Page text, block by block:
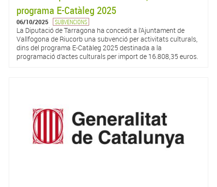
programa E-Catàleg 2025
06/10/2025 SUBVENCIONS
La Diputació de Tarragona ha concedit a l’Ajuntament de
Vallfogona de Riucorb una subvenció per activitats culturals,
dins del programa E-Catàleg 2025 destinada a la
programació d’actes culturals per import de 16.808,35 euros.